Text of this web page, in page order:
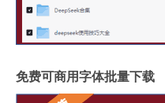
免费可商用字体批量下载